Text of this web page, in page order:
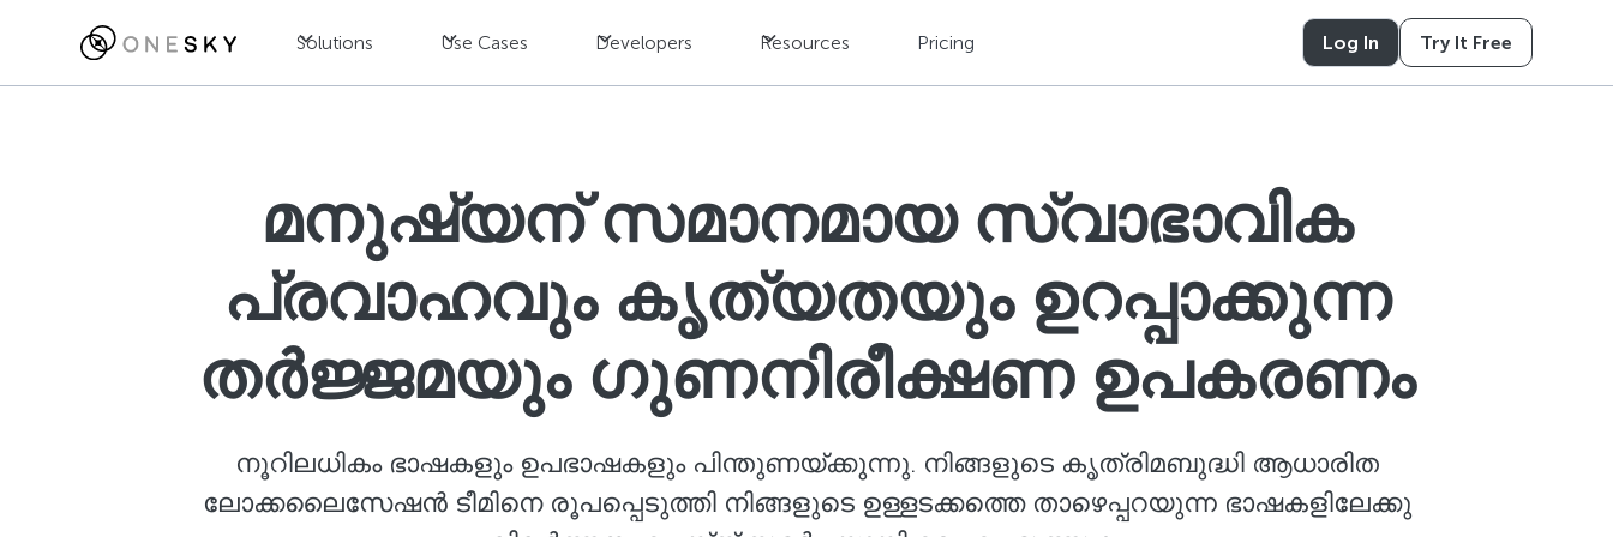
Solutions Use Cases Developers Resources Pricing Log In Try It Free
മനുഷ്യന് സമാനമായ സ്വാഭാവിക
പ്രവാഹവും കൃത്യതയും ഉറപ്പാക്കുന്ന
തർജ്ജമയും ഗുണനിരീക്ഷണ ഉപകരണം
നൂറിലധികം ഭാഷകളും ഉപഭാഷകളും പിന്തുണയ്ക്കുന്നു. നിങ്ങളുടെ കൃത്രിമബുദ്ധി ആധാരിത
ലോക്കലൈസേഷൻ ടീമിനെ രൂപപ്പെടുത്തി നിങ്ങളുടെ ഉള്ളടക്കത്തെ താഴെപ്പറയുന്ന ഭാഷകളിലേക്കു